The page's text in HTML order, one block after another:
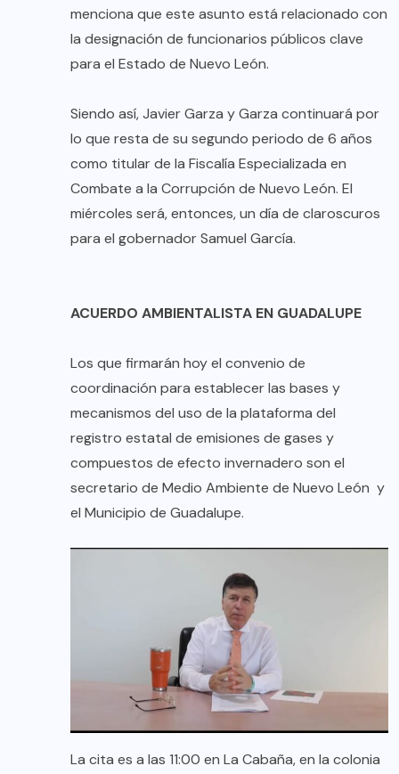
menciona que este asunto está relacionado con
la designación de funcionarios públicos clave
para el Estado de Nuevo León.
Siendo así, Javier Garza y Garza continuará por
lo que resta de su segundo periodo de 6 años
como titular de la Fiscalía Especializada en
Combate a la Corrupción de Nuevo León. El
miércoles será, entonces, un día de claroscuros
para el gobernador Samuel García.
ACUERDO AMBIENTALISTA EN GUADALUPE
Los que firmarán hoy el convenio de
coordinación para establecer las bases y
mecanismos del uso de la plataforma del
registro estatal de emisiones de gases y
compuestos de efecto invernadero son el
secretario de Medio Ambiente de Nuevo León y
el Municipio de Guadalupe.
La cita es a las 11:00 en La Cabaña, en la colonia